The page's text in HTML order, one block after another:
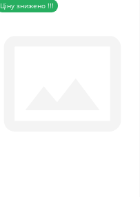
Ціну знижено !!!